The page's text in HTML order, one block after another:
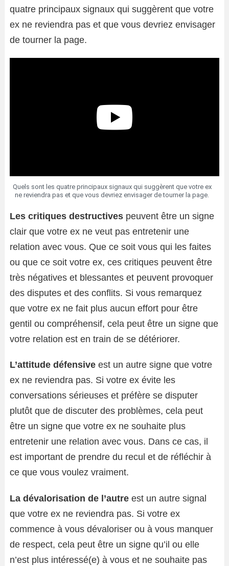
quatre principaux signaux qui suggèrent que votre
ex ne reviendra pas et que vous devriez envisager
de tourner la page.
Quels sont les quatre principaux signaux qui suggèrent que votre ex
ne reviendra pas et que vous devriez envisager de tourner la page.
Les critiques destructives peuvent être un signe
clair que votre ex ne veut pas entretenir une
relation avec vous. Que ce soit vous qui les faites
ou que ce soit votre ex, ces critiques peuvent être
très négatives et blessantes et peuvent provoquer
des disputes et des conflits. Si vous remarquez
que votre ex ne fait plus aucun effort pour être
gentil ou compréhensif, cela peut être un signe que
votre relation est en train de se détériorer.
L’attitude défensive est un autre signe que votre
ex ne reviendra pas. Si votre ex évite les
conversations sérieuses et préfère se disputer
plutôt que de discuter des problèmes, cela peut
être un signe que votre ex ne souhaite plus
entretenir une relation avec vous. Dans ce cas, il
est important de prendre du recul et de réfléchir à
ce que vous voulez vraiment.
La dévalorisation de l’autre est un autre signal
que votre ex ne reviendra pas. Si votre ex
commence à vous dévaloriser ou à vous manquer
de respect, cela peut être un signe qu’il ou elle
n’est plus intéressé(e) à vous et ne souhaite pas